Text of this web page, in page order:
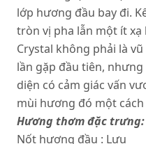
lớp hương đầu bay đi.
tròn vị pha lẫn một ít
Crystal không phải là
lần gặp đầu tiên,
diện có cảm giác vấn
mùi hương đó một
Hương thơm đặc trưng:
Nốt hương đầu : Lựu